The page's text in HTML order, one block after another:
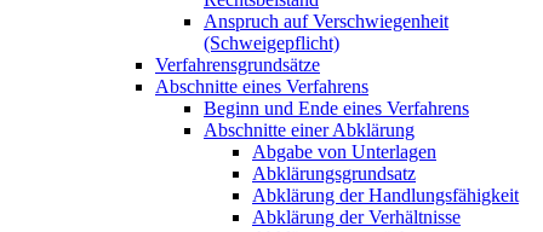
Anspruch auf Verschwiegenheit
(Schweigepflicht)
Verfahrensgrundsätze
Abschnitte eines Verfahrens
Beginn und Ende eines Verfahrens
Abschnitte einer Abklärung
Abgabe von Unterlagen
Abklärungsgrundsatz
Abklärung der Handlungsfähigkeit
Abklärung der Verhältnisse